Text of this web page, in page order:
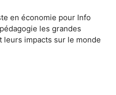
en économie pour Info
les grandes
leurs impacts sur le monde